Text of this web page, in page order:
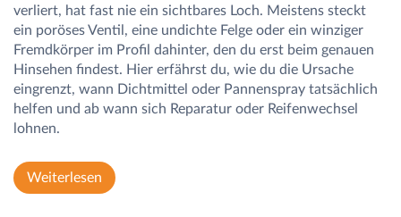
verliert, hat fast nie ein sichtbares Loch. Meistens steckt
ein poröses Ventil, eine undichte Felge oder ein winziger
Fremdkörper im Profil dahinter, den du erst beim genauen
Hinsehen findest. Hier erfährst du, wie du die Ursache
eingrenzt, wann Dichtmittel oder Pannenspray tatsächlich
helfen und ab wann sich Reparatur oder Reifenwechsel
lohnen.
Weiterlesen